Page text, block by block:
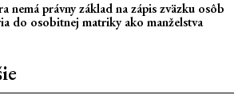
nemá právny základ na zápis zväzku osôb
do osobitnej matriky ako manželstva